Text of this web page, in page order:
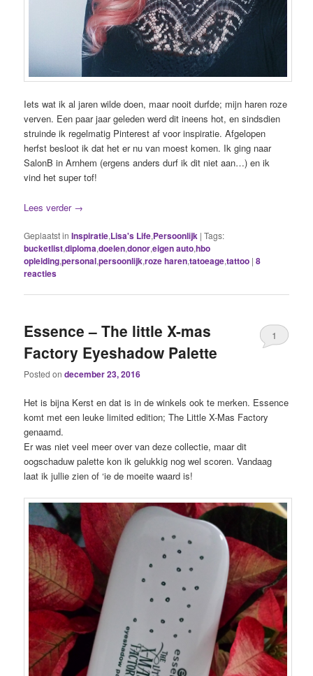
Iets wat ik al jaren wilde doen, maar nooit durfde; mijn haren roze
verven. Een paar jaar geleden werd dit ineens hot, en sindsdien
struinde ik regelmatig Pinterest af voor inspiratie. Afgelopen
herfst besloot ik dat het er nu van moest komen. Ik ging naar
SalonB in Arnhem (ergens anders durf ik dit niet aan…) en ik
vind het super tof!
Lees verder →
Geplaatst in Inspiratie,Lisa's Life,Persoonlijk |Tags:
bucketlist,diploma,doelen,donor,eigen auto,hbo
opleiding,personal,persoonlijk,roze haren,tatoeage,tattoo |8
reacties
Essence – The little X-mas
Factory Eyeshadow Palette
Posted ondecember 23, 2016
1
Het is bijna Kerst en dat is in de winkels ook te merken. Essence
komt met een leuke limited edition; The Little X-Mas Factory
genaamd.
Er was niet veel meer over van deze collectie, maar dit
oogschaduw palette kon ik gelukkig nog wel scoren. Vandaag
laat ik jullie zien of ‘ie de moeite waard is!